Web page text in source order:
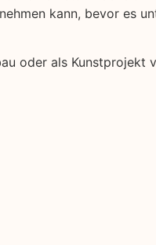
kann, bevor es
oder als Kunstprojekt